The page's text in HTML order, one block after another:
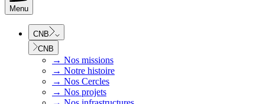
Menu
CNB
CNB
→ Nos missions
→ Notre histoire
→ Nos Cercles
→ Nos projets